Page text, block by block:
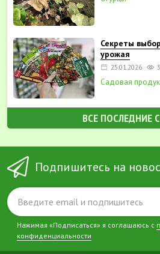
Секреты
урожая
25.01.2026
Садовая
ВСЕ ПОСЛЕДНИЕ
Подпишитесь на
Нажимая «Подписаться» я соглашаюсь с
конфиденциальности